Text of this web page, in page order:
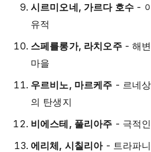
시르미오네, 가르다 호수 -
유적
스페를롱가, 라치오주- 해변
마을
우르비노, 마르케주 - 르네
의 탄생지
비에스테, 풀리아주 - 극적
에리체, 시칠리아- 트라파